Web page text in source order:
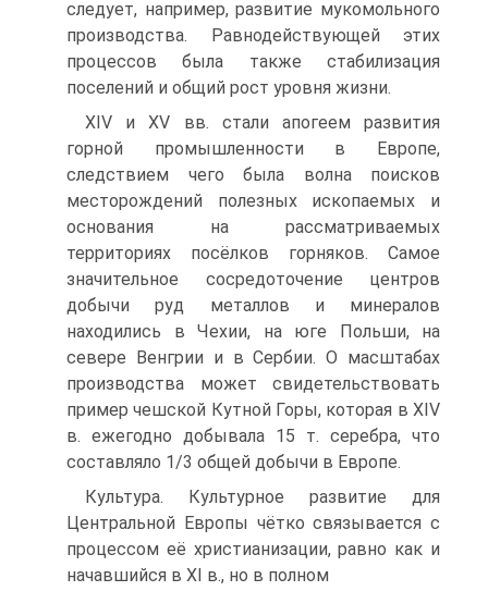
следует, например, развитие мукомольного
производ­ства. Равнодействующей этих
процессов была также стабилизация
поселений и общий рост уровня жизни.
XIV и XV вв. стали апогеем развития
горной промышленности в Европе,
следствием чего была волна поисков
месторождений полезных ископаемых и
основания на рассматриваемых
территориях посёлков горняков. Самое
значи­тельное сосредоточение центров
добычи руд металлов и минералов
находились в Чехии, на юге Польши, на
севере Венгрии и в Сербии. О масштабах
производ­ства может свидетельствовать
пример чешской Кутной Горы, которая в XIV
в. ежегодно добывала 15 т. серебра, что
составляло 1/3 общей добычи в Европе.
Культура. Культурное развитие для
Центральной Европы чётко связывается с
процессом её христианизации, равно как и
начавшийся в XI в., но в полном